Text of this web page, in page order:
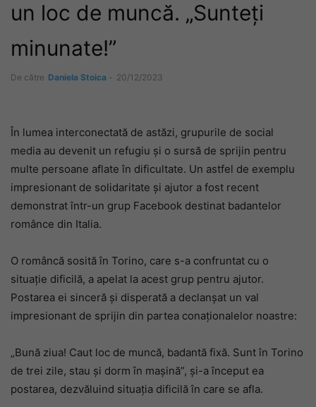
un loc de muncă. „Sunteți
minunate!”
De către Daniela Stoica - 20/12/2023
În lumea interconectată de astăzi, grupurile de social
media au devenit un refugiu și o sursă de sprijin pentru
multe persoane aflate în dificultate. Un astfel de exemplu
impresionant de solidaritate și ajutor a fost recent
demonstrat într-un grup Facebook destinat badantelor
românce din Italia.
O româncă sosită în Torino, care s-a confruntat cu o
situație dificilă, a apelat la acest grup pentru ajutor.
Postarea ei sinceră și disperată a declanșat un val
impresionant de sprijin din partea conaționalelor noastre:
„Bună ziua! Caut loc de muncă, badantă fixă. Sunt în Torino
de trei zile, stau și dorm în mașină”, și-a început ea
postarea, dezvăluind situația dificilă în care se afla.